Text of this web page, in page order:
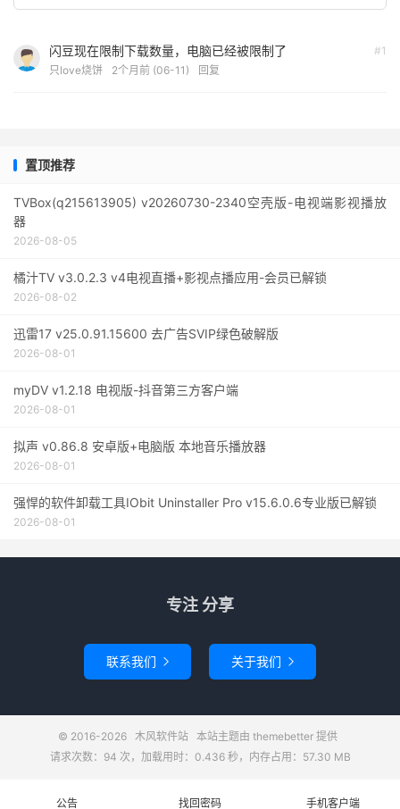
#1
闪豆现在限制下载数量，电脑已经被限制了
只love烧饼 2个月前 (06-11) 回复
置顶推荐
TVBox(q215613905) v20260730-2340空壳版-电视端影视播放
器
2026-08-05
橘汁TV v3.0.2.3 v4电视直播+影视点播应用-会员已解锁
2026-08-02
迅雷17 v25.0.91.15600 去广告SVIP绿色破解版
2026-08-01
myDV v1.2.18 电视版-抖音第三方客户端
2026-08-01
拟声 v0.86.8 安卓版+电脑版 本地音乐播放器
2026-08-01
强悍的软件卸载工具IObit Uninstaller Pro v15.6.0.6专业版已解锁
2026-08-01
专注 分享
联系我们  关于我们 
© 2016-2026 木风软件站本站主题由 themebetter提供
请求次数：94 次，加载用时：0.436 秒，内存占用：57.30 MB
公告 找回密码 手机客户端